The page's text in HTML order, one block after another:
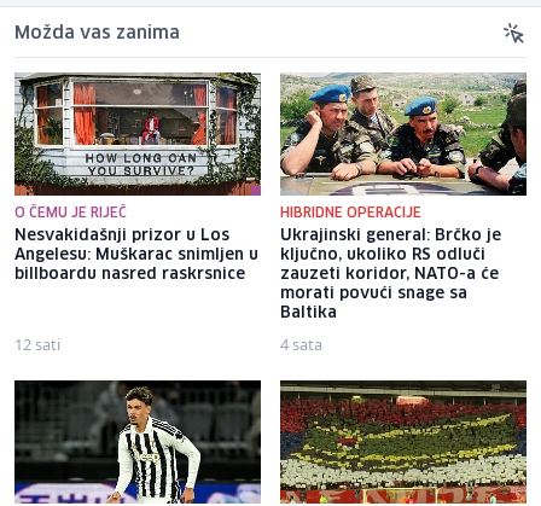
Možda vas zanima
O ČEMU JE RIJEČ
Nesvakidašnji prizor u Los
Angelesu: Muškarac snimljen u
billboardu nasred raskrsnice
12 sati
HIBRIDNE OPERACIJE
Ukrajinski general: Brčko je
ključno, ukoliko RS odluči
zauzeti koridor, NATO-a će
morati povući snage sa
Baltika
4 sata